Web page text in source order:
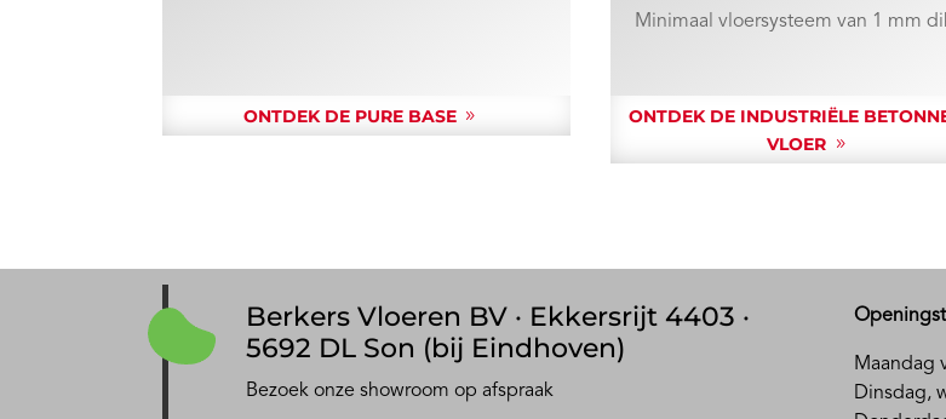
ONTDEK DE PURE BASE
Minimaal vloersysteem van 1 mm
ONTDEK DE INDUSTRIËLE
VLOER
Berkers Vloeren BV · Ekkersrijt 4403 ·
5692 DL Son (bij Eindhoven)
Bezoek onze showroom op afspraak
Maandag
Dinsdag,